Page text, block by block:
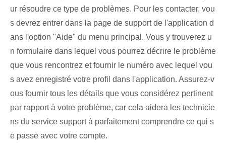
ur résoudre ce type de problèmes. Pour les contacter, vou
s devrez entrer dans la page de support de l'application d
ans l'option "Aide" du menu principal. Vous y trouverez u
n formulaire dans lequel vous pourrez décrire le problème
que vous rencontrez et fournir le numéro avec lequel vou
s avez enregistré votre profil dans l'application. ⁤Assurez-v
ous fournir tous les détails que vous considérez pertinent
par rapport à votre problème, car cela aidera les technicie
ns du service support à parfaitement comprendre ce qui s
e passe avec votre compte.